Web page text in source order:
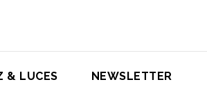
& LUCES NEWSLETTER